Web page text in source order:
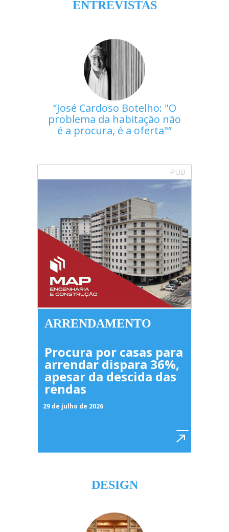
ENTREVISTAS
José Cardoso Botelho: "O
problema da habitação não
é a procura, é a oferta"
PUB
ARRENDAMENTO
Procura por casas para
arrendar dispara 36%,
apesar da descida das
rendas
29 de julho de 2026
DESIGN